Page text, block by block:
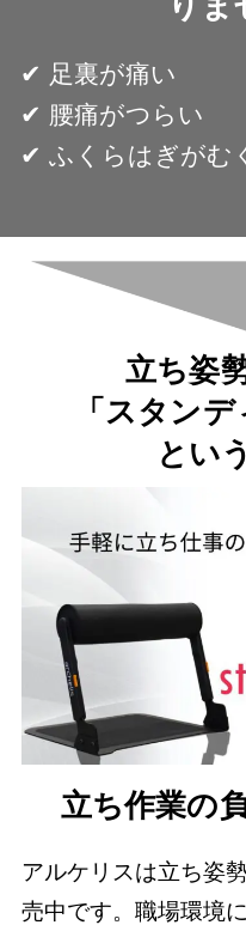
✔︎ 足裏が痛い
✔︎ 腰痛がつらい
✔︎ ふくらはぎがむ
立ち姿
「スタン
とい
立ち作業の
アルケリスは立ち姿
売中です。職場環境